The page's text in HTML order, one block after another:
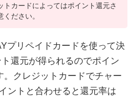
トカードによってはポイント還元さ
ださい。
プリペイドカードを使って決
還元が得られるのでポイン
。クレジットカードでチャー
ントと合わせると還元率は